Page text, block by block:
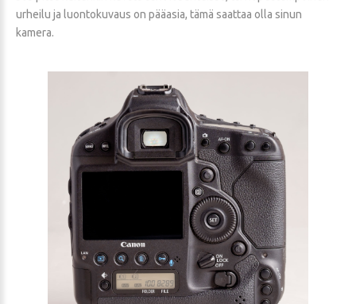
urheilu ja luontokuvaus on pääasia, tämä saattaa olla sinun
kamera.